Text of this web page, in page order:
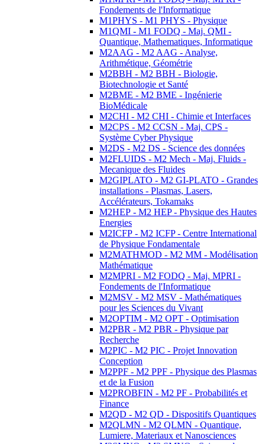
Fondements de l'Informatique
M1PHYS - M1 PHYS - Physique
M1QMI - M1 FODQ - Maj. QMI -
Quantique, Mathematiques, Informatique
M2AAG - M2 AAG - Analyse,
Arithmétique, Géométrie
M2BBH - M2 BBH - Biologie,
Biotechnologie et Santé
M2BME - M2 BME - Ingénierie
BioMédicale
M2CHI - M2 CHI - Chimie et Interfaces
M2CPS - M2 CCSN - Maj. CPS -
Système Cyber Physique
M2DS - M2 DS - Science des données
M2FLUIDS - M2 Mech - Maj. Fluids -
Mecanique des Fluides
M2GIPLATO - M2 GI-PLATO - Grandes
installations - Plasmas, Lasers,
Accélérateurs, Tokamaks
M2HEP - M2 HEP - Physique des Hautes
Energies
M2ICFP - M2 ICFP - Centre International
de Physique Fondamentale
M2MATHMOD - M2 MM - Modélisation
Mathématique
M2MPRI - M2 FODQ - Maj. MPRI -
Fondements de l'Informatique
M2MSV - M2 MSV - Mathématiques
pour les Sciences du Vivant
M2OPTIM - M2 OPT - Optimisation
M2PBR - M2 PBR - Physique par
Recherche
M2PIC - M2 PIC - Projet Innovation
Conception
M2PPF - M2 PPF - Physique des Plasmas
et de la Fusion
M2PROBFIN - M2 PF - Probabilités et
Finance
M2QD - M2 QD - Dispositifs Quantiques
M2QLMN - M2 QLMN - Quantique,
Lumiere, Materiaux et Nanosciences